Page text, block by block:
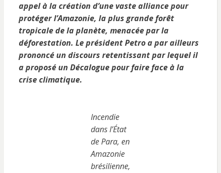
appel à la création d’une vaste alliance pour
protéger l’Amazonie, la plus grande forêt
tropicale de la planète, menacée par la
déforestation. Le président Petro a par ailleurs
prononcé un discours retentissant par lequel il
a proposé un Décalogue pour faire face à la
crise climatique.
Incendie
dans l’État
de Para, en
Amazonie
brésilienne,